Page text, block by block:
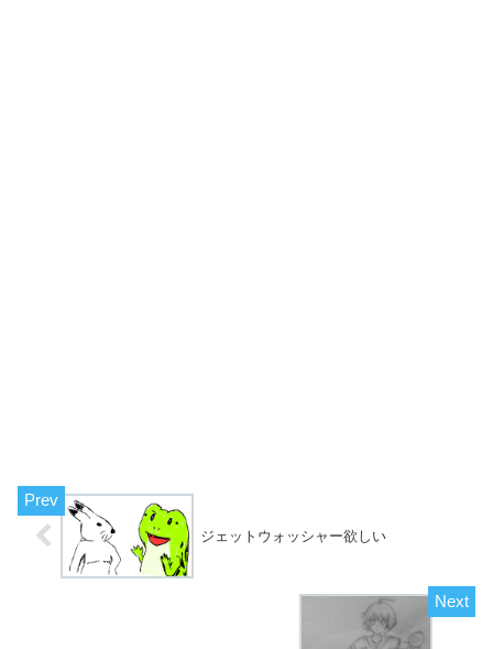
ジェットウォッシャー欲しい